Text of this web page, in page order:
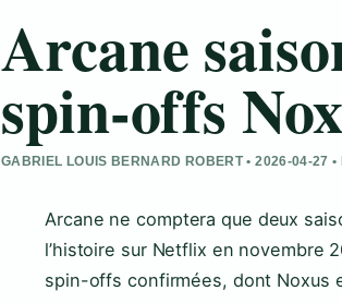
Arcane
spin-offs
GABRIEL LOUIS BERNARD ROBERT • 2026-04-27
Arcane ne comptera que deux
l’histoire sur Netflix en novembre
spin-offs confirmées, dont Noxus